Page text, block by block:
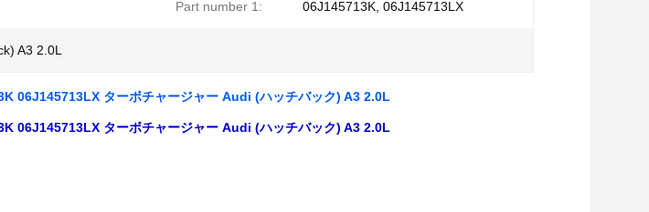
Part number 1: 06J145713K, 06J145713LX
A3 2.0L
06J145713LX ターボチャージャー Audi (ハッチバック) A3 2.0L
06J145713LX ターボチャージャー Audi (ハッチバック) A3 2.0L